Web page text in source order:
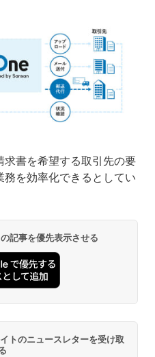
書を希望する取引先の要
を効率化できるとしてい
記事を優先表示させる
トのニュースレターを受け取